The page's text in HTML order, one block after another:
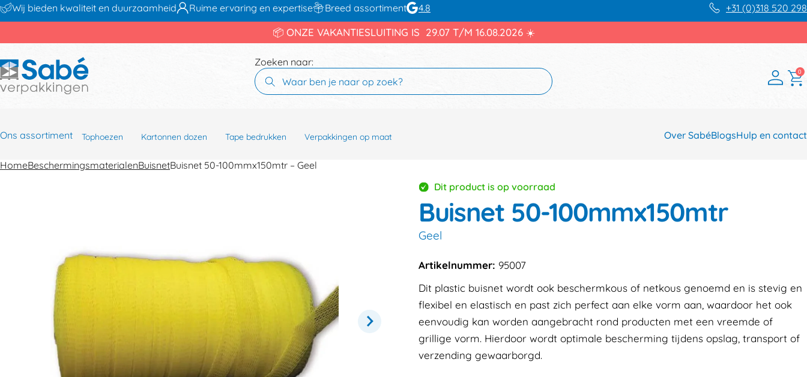
Wij bieden kwaliteit en duurzaamheid Ruime ervaring en expertise Breed assortiment 4.8 +31 (0)318 520 298
📦 ONZE VAKANTIESLUITING IS 29.07 T/M 16.08.2026 ☀️
Zoeken naar:
0
Ons assortiment Over SabéBlogsHulp en contact
Tophoezen Kartonnen dozen Tape bedrukken Verpakkingen op maat
HomeBeschermingsmaterialenBuisnetBuisnet 50-100mmx150mtr – Geel
Dit product is op voorraad
Buisnet 50-100mmx150mtr
Geel
Artikelnummer: 95007
Dit plastic buisnet wordt ook beschermkous of netkous genoemd en is stevig en
flexibel en elastisch en past zich perfect aan elke vorm aan, waardoor het ook
eenvoudig kan worden aangebracht rond producten met een vreemde of
grillige vorm. Hierdoor wordt optimale bescherming tijdens opslag, transport of
verzending gewaarborgd.